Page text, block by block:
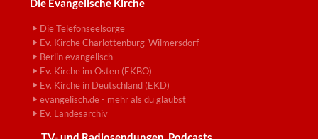
Die Evangelische Kirche
Die Telefonseelsorge
Ev. Kirche Charlottenburg-Wilmersdorf
Berlin evangelisch
Ev. Kirche im Osten (EKBO)
Ev. Kirche in Deutschland (EKD)
evangelisch.de - mehr als du glaubst
Ev. Landesarchiv